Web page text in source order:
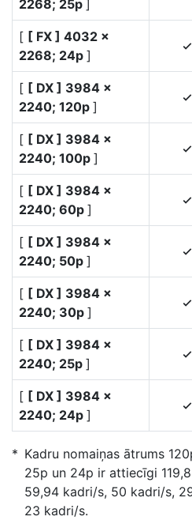
2268; 25p ]
[ [ FX ] 4032 ×
2268; 24p ]
4
[ [ DX ] 3984 ×
2240; 120p ]
4
[ [ DX ] 3984 ×
2240; 100p ]
4
[ [ DX ] 3984 ×
2240; 60p ]
4
[ [ DX ] 3984 ×
2240; 50p ]
4
[ [ DX ] 3984 ×
2240; 30p ]
4
[ [ DX ] 3984 ×
2240; 25p ]
4
[ [ DX ] 3984 ×
2240; 24p ]
4
Kadru nomaiņas ātrums
25p un 24p ir attiecīgi
59,94 kadri/s, 50 kadri/s,
23 kadri/s.